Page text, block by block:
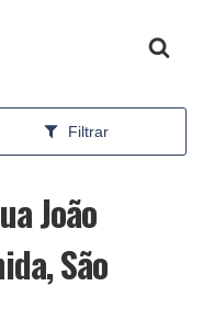
Filtrar
João
São